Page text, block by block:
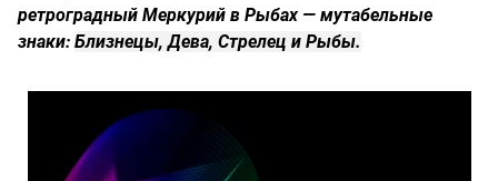
ретроградный Меркурий в Рыбах — мутабельные
знаки: Близнецы, Дева, Стрелец и Рыбы.